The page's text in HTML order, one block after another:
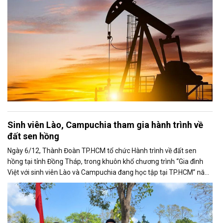
Sinh viên Lào, Campuchia tham gia hành trình về
đất sen hồng
Ngày 6/12, Thành Đoàn TP.HCM tổ chức Hành trình về đất sen
hồng tại tỉnh Đồng Tháp, trong khuôn khổ chương trình “Gia đình
Việt với sinh viên Lào và Campuchia đang học tập tại TP.HCM” năm
2025.